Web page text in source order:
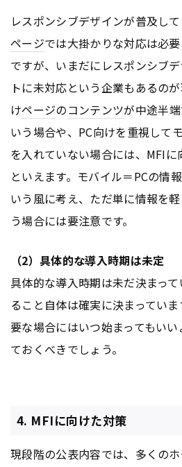
レスポンシブデザインが普及し
ページでは大掛かりな対応は必要
ですが、いまだにレスポンシブ
トに未対応という企業もあるの
けページのコンテンツが中途半
いう場合や、PC向けを重視して
を入れていない場合には、MFI
といえます。モバイル＝PCの情
いう風に考え、ただ単に情報を
う場合には要注意です。
（2）具体的な導入時期は未定
具体的な導入時期は未だ決まっ
ること自体は確実に決まってい
要な場合にはいつ始まってもい
ておくべきでしょう。
4. MFIに向けた対策
現段階の公表内容では、多くの